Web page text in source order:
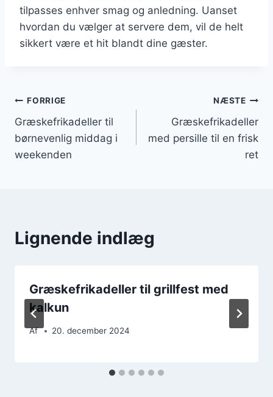
tilpasses enhver smag og anledning. Uanset
hvordan du vælger at servere dem, vil de helt
sikkert være et hit blandt dine gæster.
Indlægsnavigation
FORRIGE
Græskefrikadeller til
børnevenlig middag i
weekenden
NÆSTE
Græskefrikadeller
med persille til en frisk
ret
Lignende indlæg
Græskefrikadeller til grillfest med
kalkun
Af 20. december 2024